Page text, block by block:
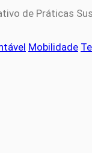
de Práticas
Mobilidade